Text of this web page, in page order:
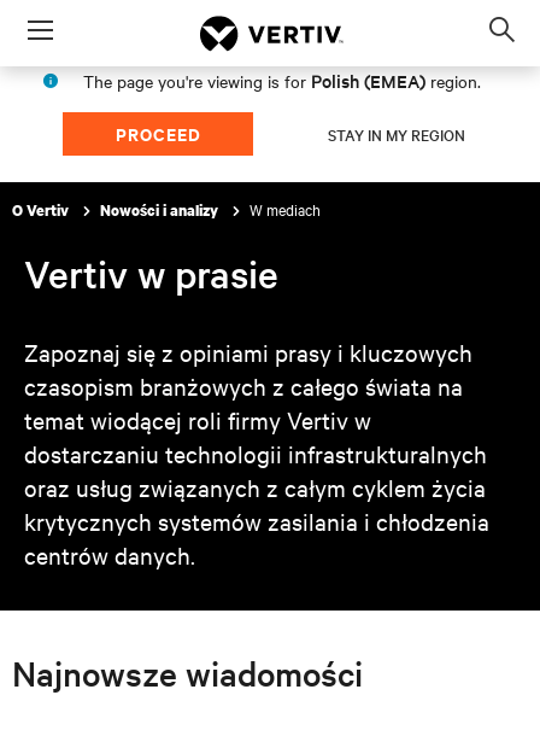
Menu
The page you're viewing is for Polish (EMEA) region.
PROCEED STAY IN MY REGION
O Vertiv Nowości i analizy W mediach
Vertiv w prasie
Zapoznaj się z opiniami prasy i kluczowych
czasopism branżowych z całego świata na
temat wiodącej roli firmy Vertiv w
dostarczaniu technologii infrastrukturalnych
oraz usług związanych z całym cyklem życia
krytycznych systemów zasilania i chłodzenia
centrów danych.
Najnowsze wiadomości